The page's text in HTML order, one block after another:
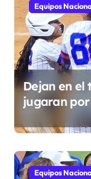
Equipos
Dejan en el
jugaran por
Equipos